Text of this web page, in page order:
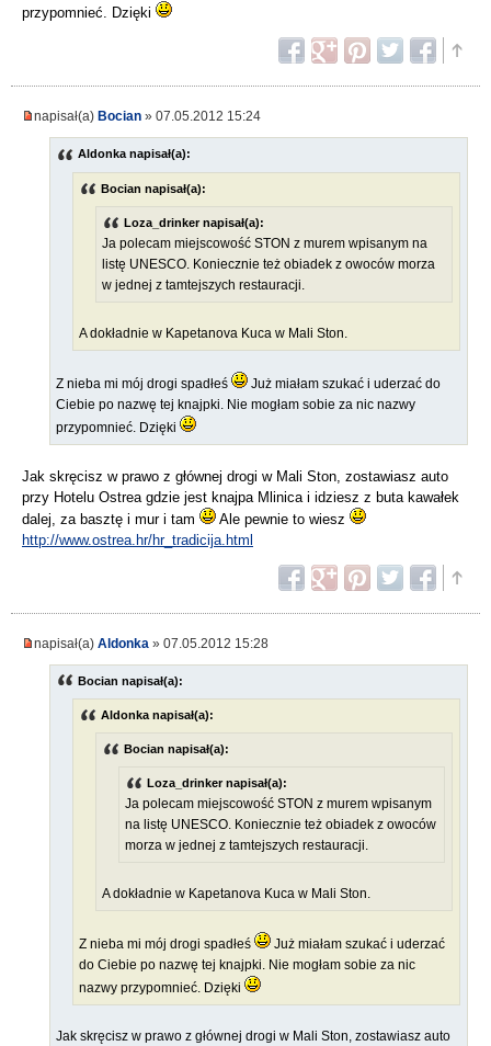
przypomnieć. Dzięki
napisał(a) Bocian » 07.05.2012 15:24
Aldonka napisał(a):
Bocian napisał(a):
Loza_drinker napisał(a):
Ja polecam miejscowość STON z murem wpisanym na
listę UNESCO. Koniecznie też obiadek z owoców morza
w jednej z tamtejszych restauracji.
A dokładnie w Kapetanova Kuca w Mali Ston.
Z nieba mi mój drogi spadłeś
Już miałam szukać i uderzać do
Ciebie po nazwę tej knajpki. Nie mogłam sobie za nic nazwy
przypomnieć. Dzięki
Jak skręcisz w prawo z głównej drogi w Mali Ston, zostawiasz auto
przy Hotelu Ostrea gdzie jest knajpa Mlinica i idziesz z buta kawałek
dalej, za basztę i mur i tam
Ale pewnie to wiesz
http://www.ostrea.hr/hr_tradicija.html
napisał(a) Aldonka » 07.05.2012 15:28
Bocian napisał(a):
Aldonka napisał(a):
Bocian napisał(a):
Loza_drinker napisał(a):
Ja polecam miejscowość STON z murem wpisanym
na listę UNESCO. Koniecznie też obiadek z owoców
morza w jednej z tamtejszych restauracji.
A dokładnie w Kapetanova Kuca w Mali Ston.
Z nieba mi mój drogi spadłeś
Już miałam szukać i uderzać
do Ciebie po nazwę tej knajpki. Nie mogłam sobie za nic
nazwy przypomnieć. Dzięki
Jak skręcisz w prawo z głównej drogi w Mali Ston, zostawiasz auto